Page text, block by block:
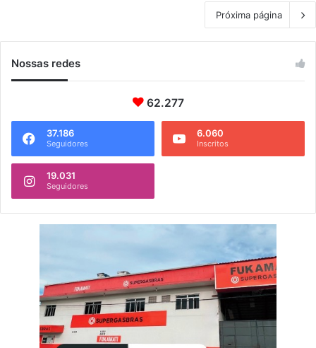
Próxima página
Nossas redes
62.277
37.186
Seguidores
6.060
Inscritos
19.031
Seguidores